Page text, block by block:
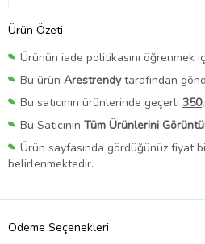
Ürün Özeti
Ürünün iade politikasını öğrenmek
Bu ürün Arestrendytarafından
Bu satıcının ürünlerinde geçerli
Bu Satıcının Tüm Ürünlerini
Ürün sayfasında gördüğünüz fiyat
belirlenmektedir.
Ödeme Seçenekleri